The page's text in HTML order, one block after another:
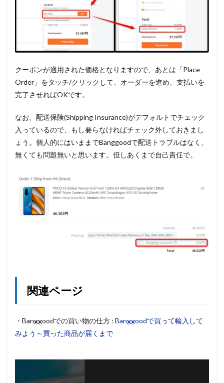
クーポンが適用された価格となりますので、あとは「Place
Order」をタッチ/クリックして、オーダーを進め、支払いを
完了させればOKです。
なお、配送保険(Shipping Insurance)がデフォルトでチェック
入っているので、もし要らなければチェック外しておきまし
ょう。個人的にはいままでBanggoodで配送トラブルはなく、
無くても問題無いと思います。但しあくまで自己責任で。
関連ページ
・Banggoodでの買い物の仕方 : Banggoodで買って輸入して
みよう～買った商品が届くまで